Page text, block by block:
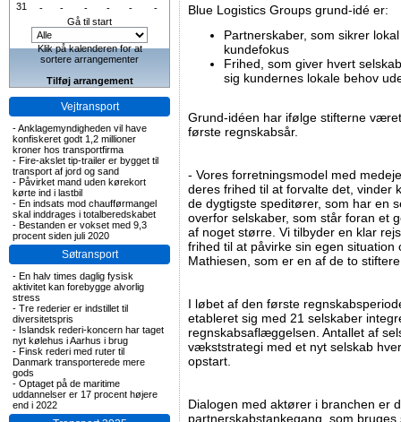
31
- - - - -
-
Gå til start
Klik på kalenderen for at
sortere arrangementer
Tilføj arrangement
Vejtransport
-Anklagemyndigheden vil have
konfiskeret godt 1,2 millioner
kroner hos transportfirma
- Fire-akslet tip-trailer er bygget til
transport af jord og sand
- Påvirket mand uden kørekort
kørte ind i lastbil
- En indsats mod chaufførmangel
skal inddrages i totalberedskabet
- Bestanden er vokset med 9,3
procent siden juli 2020
Søtransport
- En halv times daglig fysisk
aktivitet kan forebygge alvorlig
stress
- Tre rederier er indstillet til
diversitetspris
- Islandsk rederi-koncern har taget
nyt kølehus i Aarhus i brug
- Finsk rederi med ruter til
Danmark transporterede mere
gods
- Optaget på de maritime
uddannelser er 17 procent højere
end i 2022
Blue Logistics Groups grund-idé er:
Partnerskaber, som sikrer
kundefokus
Frihed, som giver hvert
sig kundernes lokale behov
Grund-idéen har ifølge stifterne
første regnskabsår.
- Vores forretningsmodel med
deres frihed til at forvalte det, vinder
de dygtigste speditører, som har en
overfor selskaber, som står foran et
af noget større. Vi tilbyder en klar
frihed til at påvirke sin egen
Mathiesen, som er en af de to
I løbet af den første
etableret sig med 21 selskaber
regnskabsaflæggelsen. Antallet af
vækststrategi med et nyt selskab
opstart.
Dialogen med aktører i branchen er
partnerskabstankegang, som